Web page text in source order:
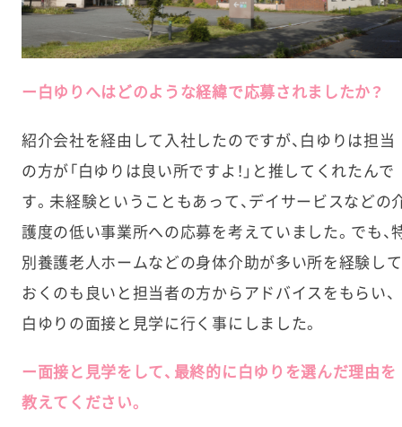
ー白ゆりへはどのような経緯で応募されましたか？
紹介会社を経由して入社したのですが、白ゆりは担当
の方が「白ゆりは良い所ですよ！」と推してくれたんで
す。未経験ということもあって、デイサービスなどの
護度の低い事業所への応募を考えていました。でも、
別養護老人ホームなどの身体介助が多い所を経験して
おくのも良いと担当者の方からアドバイスをもらい、
白ゆりの面接と見学に行く事にしました。
ー面接と見学をして、最終的に白ゆりを選んだ理由を
教えてください。